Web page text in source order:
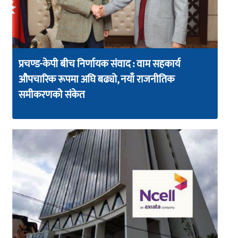
प्रचण्ड-केपी बीच निर्णायक संवाद : वाम सहकार्य
औपचारिक रूपमा अघि बढ्यो, नयाँ राजनीतिक
समीकरणको संकेत